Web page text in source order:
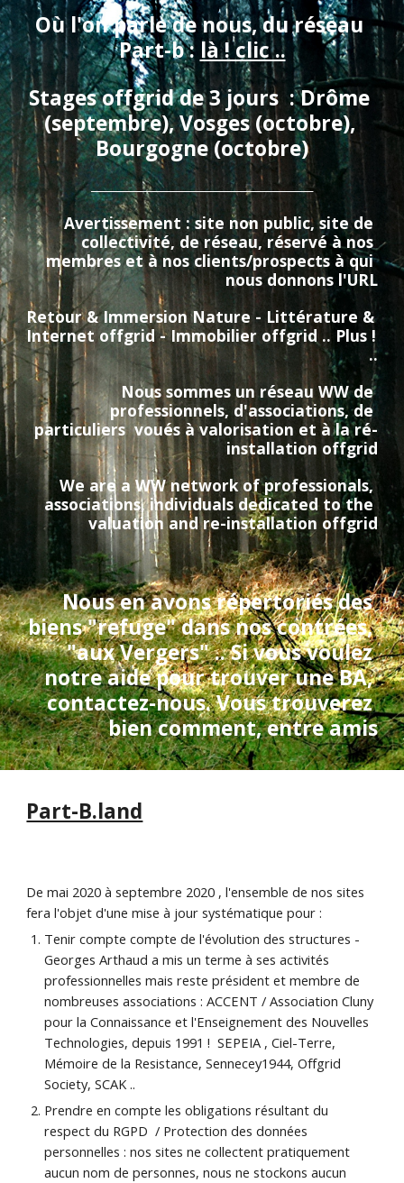
Où l'on parle de nous, du réseau
Part-b : là ! clic ..
Stages offgrid de 3 jours  : Drôme
(septembre), Vosges (octobre),
Bourgogne (octobre)
_________________________________________
Avertissement : site non public, site de
collectivité, de réseau, réservé à nos
membres et à nos clients/prospects à qui
nous donnons l'URL
Retour & Immersion Nature - Littérature &
Internet offgrid - Immobilier offgrid .. Plus !
..
Nous sommes un réseau WW de
professionnels, d'associations, de
particuliers  voués à valorisation et à la ré-
installation offgrid
We are a WW network of professionals,
associations, individuals dedicated to the
valuation and re-installation offgrid
Nous en avons répertoriés des
biens "refuge" dans nos contrées,
"aux Vergers" .. Si vous voulez
notre aide pour trouver une BA,
contactez-nous. Vous trouverez
bien comment, entre amis
Part-B.land
De mai 2020 à septembre 2020 , l'ensemble de nos sites
fera l'objet d'une mise à jour systématique pour :
Tenir compte compte de l'évolution des structures -
Georges Arthaud a mis un terme à ses activités
professionnelles mais reste président et membre de
nombreuses associations : ACCENT / Association Cluny
pour la Connaissance et l'Enseignement des Nouvelles
Technologies, depuis 1991 !  SEPEIA , Ciel-Terre,
Mémoire de la Resistance, Sennecey1944, Offgrid
Society, SCAK ..
Prendre en compte les obligations résultant du
respect du RGPD  / Protection des données
personnelles : nos sites ne collectent pratiquement
aucun nom de personnes, nous ne stockons aucun